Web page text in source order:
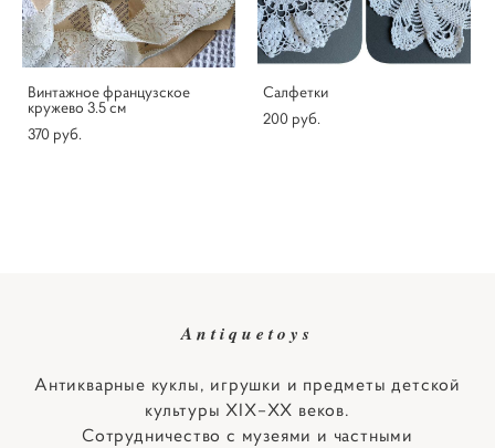
Винтажное французское
кружево 3.5 см
370 pуб.
Салфетки
200 pуб.
Antiquetoys
Антикварные куклы, игрушки и предметы детской
культуры XIX–XX веков.
Сотрудничество с музеями и частными